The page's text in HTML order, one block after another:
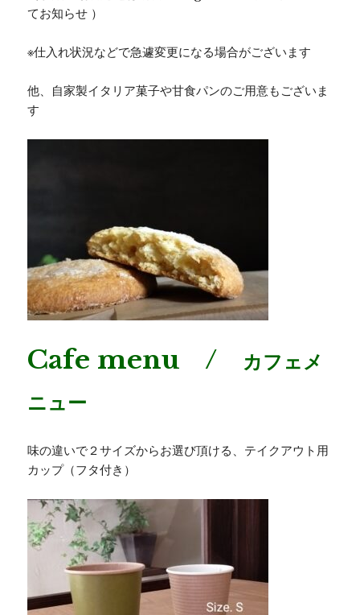
てお知らせ ）
※仕入れ状況などで急遽変更になる場合がございます
他、自家製イタリア菓子や甘食パンのご用意もございま
す
Cafe menu /
カフェメ
ニュー
味の違いで２サイズからお選び頂ける、テイクアウト用
カップ（フタ付き）